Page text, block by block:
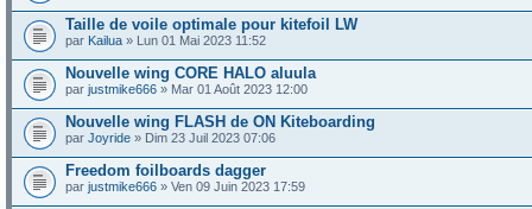
Taille de voile optimale pour kitefoil LW
par Kailua » Lun 01 Mai 2023 11:52
Nouvelle wing CORE HALO aluula
par justmike666 » Mar 01 Août 2023 12:00
Nouvelle wing FLASH de ON Kiteboarding
par Joyride » Dim 23 Juil 2023 07:06
Freedom foilboards dagger
par justmike666 » Ven 09 Juin 2023 17:59